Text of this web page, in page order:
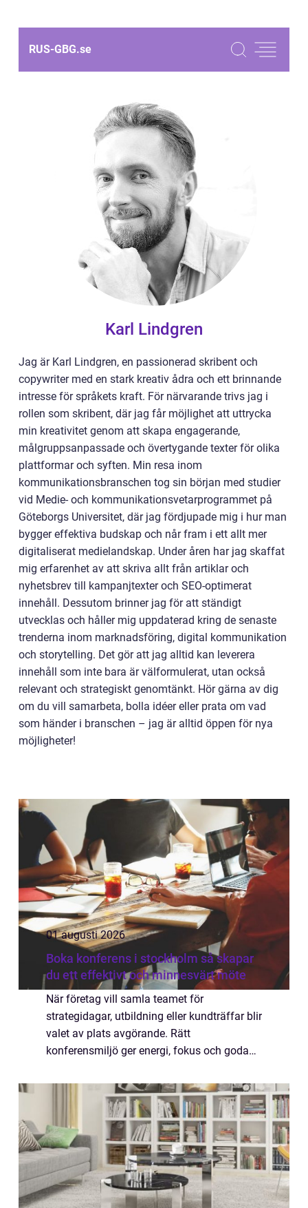
RUS-GBG.se
Karl Lindgren
Jag är Karl Lindgren, en passionerad skribent och
copywriter med en stark kreativ ådra och ett brinnande
intresse för språkets kraft. För närvarande trivs jag i
rollen som skribent, där jag får möjlighet att uttrycka
min kreativitet genom att skapa engagerande,
målgruppsanpassade och övertygande texter för olika
plattformar och syften. Min resa inom
kommunikationsbranschen tog sin början med studier
vid Medie- och kommunikationsvetarprogrammet på
Göteborgs Universitet, där jag fördjupade mig i hur man
bygger effektiva budskap och når fram i ett allt mer
digitaliserat medielandskap. Under åren har jag skaffat
mig erfarenhet av att skriva allt från artiklar och
nyhetsbrev till kampanjtexter och SEO-optimerat
innehåll. Dessutom brinner jag för att ständigt
utvecklas och håller mig uppdaterad kring de senaste
trenderna inom marknadsföring, digital kommunikation
och storytelling. Det gör att jag alltid kan leverera
innehåll som inte bara är välformulerat, utan också
relevant och strategiskt genomtänkt. Hör gärna av dig
om du vill samarbeta, bolla idéer eller prata om vad
som händer i branschen – jag är alltid öppen för nya
möjligheter!
01 augusti 2026
Boka konferens i stockholm så skapar
du ett effektivt och minnesvärt möte
När företag vill samla teamet för
strategidagar, utbildning eller kundträffar blir
valet av plats avgörande. Rätt
konferensmiljö ger energi, fokus och goda
uppmärksamhet och onödiga avbrott. I en
stad som Stockh...